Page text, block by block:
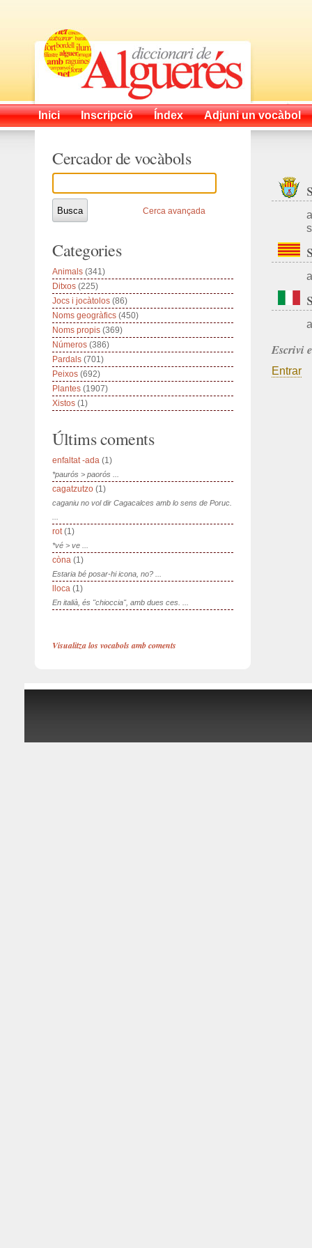
Inici Inscripció Índex Adjuni un vocàbol
Escrivi
Entrar
Cercador de vocàbols
Cerca avançada
Categories
Animals (341)
Ditxos (225)
Jocs i jocàtolos (86)
Noms geogràfics (450)
Noms propis (369)
Números (386)
Pardals (701)
Peixos (692)
Plantes (1907)
Xistos (1)
Últims coments
enfaltat -ada (1)
*paurós > paorós ...
cagatzutzo (1)
caganiu no vol dir Cagacalces amb lo sens de Poruc.
rot(1)
*vé > ve ...
còna (1)
Estaria bé posar-hi icona, no? ...
lloca (1)
En italià, és "chioccia", amb dues ces. ...
Visualitza los vocabols amb coments